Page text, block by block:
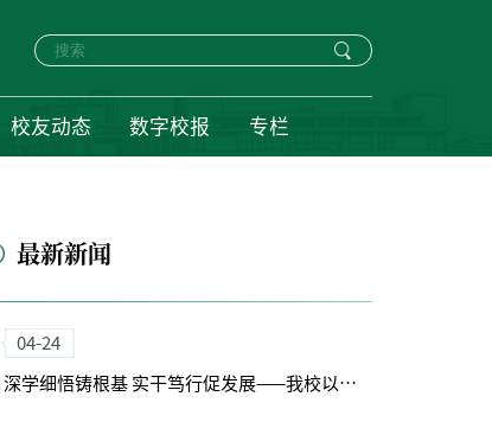
校友动态 数字校报 专栏
最新新闻
04-24
深学细悟铸根基 实干笃行促发展——我校以正确政绩观引领“十五五”开局新征程